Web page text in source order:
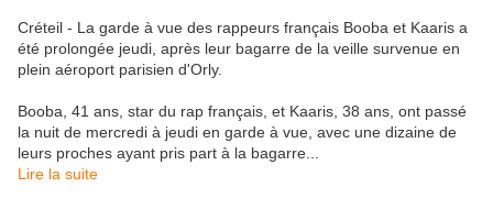
Créteil - La garde à vue des rappeurs français Booba et Kaaris a
été prolongée jeudi, après leur bagarre de la veille survenue en
plein aéroport parisien d'Orly.
Booba, 41 ans, star du rap français, et Kaaris, 38 ans, ont passé
la nuit de mercredi à jeudi en garde à vue, avec une dizaine de
leurs proches ayant pris part à la bagarre...
Lire la suite